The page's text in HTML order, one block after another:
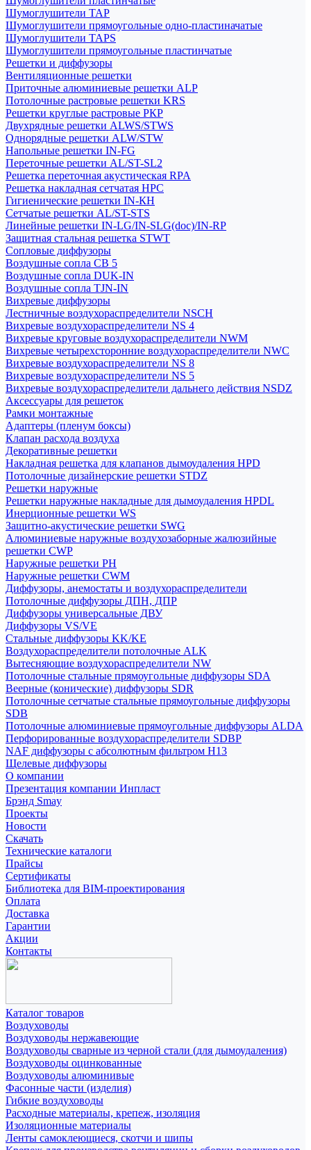
Шумоглушители TAP
Шумоглушители прямоугольные одно-пластиначатые
Шумоглушители TAPS
Шумоглушители прямоугольные пластинчатые
Решетки и диффузоры
Вентиляционные решетки
Приточные алюминиевые решетки ALP
Потолочные растровые решетки KRS
Решетки круглые растровые РКР
Двухрядные решетки ALWS/STWS
Однорядные решетки ALW/STW
Напольные решетки IN-FG
Переточные решетки AL/ST-SL2
Решетка переточная акустическая RPA
Решетка накладная сетчатая НРС
Гигиенические решетки IN-КН
Сетчатые решетки AL/ST-STS
Линейные решетки IN-LG/IN-SLG(doc)/IN-RP
Защитная стальная решетка STWT
Сопловые диффузоры
Воздушные сопла СВ 5
Воздушные сопла DUK-IN
Воздушные сопла TJN-IN
Вихревые диффузоры
Лестничные воздухораспределители NSCH
Вихревые воздухораспределители NS 4
Вихревые круговые воздухораспределители NWM
Вихревые четырехсторонние воздухораспределители NWC
Вихревые воздухораспределители NS 8
Вихревые воздухораспределители NS 5
Вихревые воздухораспределители дальнего действия NSDZ
Аксессуары для решеток
Рамки монтажные
Адаптеры (пленум боксы)
Клапан расхода воздуха
Декоративные решетки
Накладная решетка для клапанов дымоудаления HPD
Потолочные дизайнерские решетки STDZ
Решетки наружные
Решетки наружные накладные для дымоудаления HPDL
Инерционные решетки WS
Защитно-акустические решетки SWG
Алюминиевые наружные воздухозаборные жалюзийные
решетки CWP
Наружные решетки РН
Наружные решетки CWM
Диффузоры, анемостаты и воздухораспределители
Потолочные диффузоры ДПН, ДПР
Диффузоры универсальные ДВУ
Диффузоры VS/VE
Стальные диффузоры KK/KE
Воздухораспределители потолочные ALK
Вытесняющие воздухораспределители NW
Потолочные стальные прямоугольные диффузоры SDA
Веерные (конические) диффузоры SDR
Потолочные сетчатые стальные прямоугольные диффузоры
SDB
Потолочные алюминиевые прямоугольные диффузоры ALDA
Перфорированные воздухораспределители SDBP
NAF диффузоры с абсолютным фильтром Н13
Щелевые диффузоры
О компании
Презентация компании Инпласт
Брэнд Smay
Проекты
Новости
Скачать
Технические каталоги
Прайсы
Сертификаты
Библиотека для BIM-проектирования
Оплата
Доставка
Гарантии
Акции
Контакты
Каталог товаров
Воздуховоды
Воздуховоды нержавеющие
Воздуховоды сварные из черной стали (для дымоудаления)
Воздуховоды оцинкованные
Воздуховоды алюминивые
Фасонные части (изделия)
Гибкие воздуховоды
Расходные материалы, крепеж, изоляция
Изоляционные материалы
Ленты самоклеющиеся, скотчи и шипы